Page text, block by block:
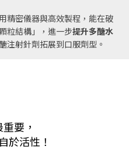
精密儀器與高效製程，能在破
粒結構」，進一步提升多醣水
注射針劑拓展到口服劑型。
要，
於活性！